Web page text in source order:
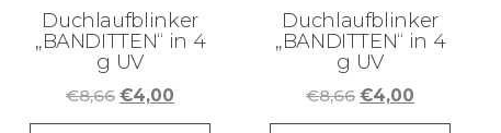
Duchlaufblinker
„BANDITTEN“ in 4
g UV
€8,66 Ursprünglicher
Preis
€4,00
Preis
Duchlaufblinker
„BANDITTEN“ in 4
g UV
€8,66 Ursprünglicher
Preis
€4,00
Preis